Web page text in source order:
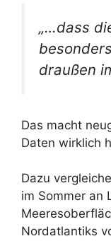
„…dass
draußen
Das macht
Daten wirklich
Dazu
im Sommer an
Nordatlantiks